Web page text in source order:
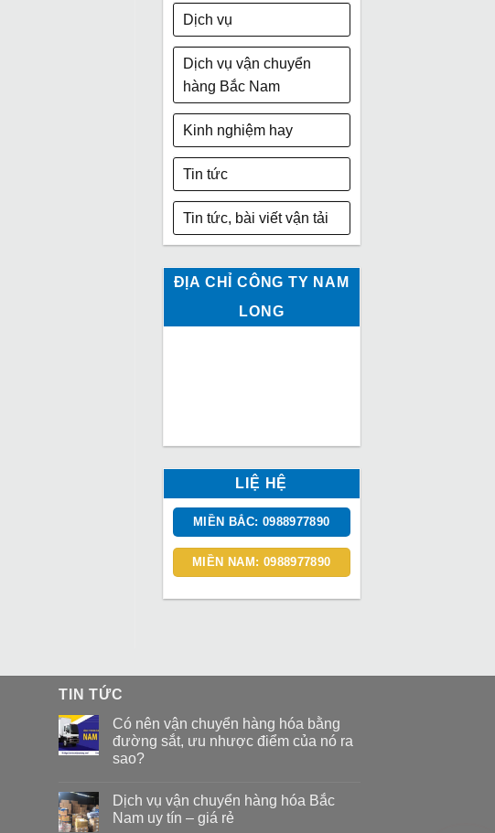
Dịch vụ
Dịch vụ vận chuyển
hàng Bắc Nam
Kinh nghiệm hay
Tin tức
Tin tức, bài viết vận tải
ĐỊA CHỈ CÔNG TY NAM
LONG
LIỆ HỆ
MIỀN BẮC: 0988977890
MIỀN NAM: 0988977890
TIN TỨC
Có nên vận chuyển hàng hóa bằng
đường sắt, ưu nhược điểm của nó ra
sao?
Dịch vụ vận chuyển hàng hóa Bắc
Nam uy tín – giá rẻ